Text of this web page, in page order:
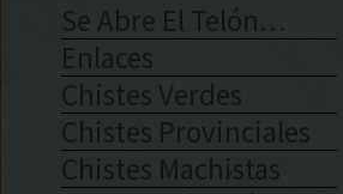
Se Abre El Telón…
Enlaces
Chistes Verdes
Chistes Provinciales
Chistes Machistas